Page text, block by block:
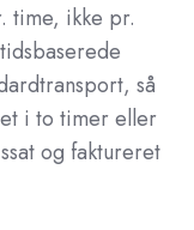
time, ikke pr.
så
i to timer eller
og faktureret